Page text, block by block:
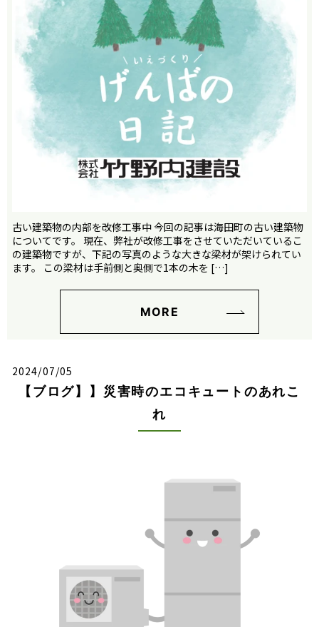
古い建築物の内部を改修工事中 今回の記事は海田町の古い建築物
についてです。 現在、弊社が改修工事をさせていただいているこ
の建築物ですが、下記の写真のような大きな梁材が架けられてい
ます。 この梁材は手前側と奥側で1本の木を […]
MORE
2024/07/05
【ブログ】】災害時のエコキュートのあれこ
れ